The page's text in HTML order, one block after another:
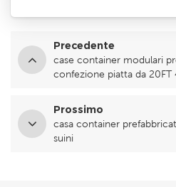
Precedente
case container modulari
confezione piatta da 20FT
Prossimo
casa container
suini